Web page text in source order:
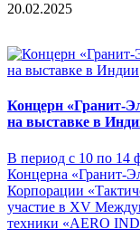
20.02.2025
Концерн «Гранит-
на выставке в
В период с 10 по 14
Концерна «Гранит-
Корпорации
участие в XV
техники «AERO